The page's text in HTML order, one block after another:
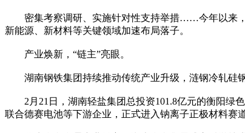
密集考察调研、实施针对性支持举措……今年以来，
新能源、新材料等关键领域加速布局落子。
产业焕新，“链主”亮眼。
湖南钢铁集团持续推动传统产业升级，涟钢冷轧硅钢
2月21日，湖南轻盐集团总投资101.8亿元的衡阳绿色
联合德赛电池等下游企业，正式进入钠离子正极材料赛道